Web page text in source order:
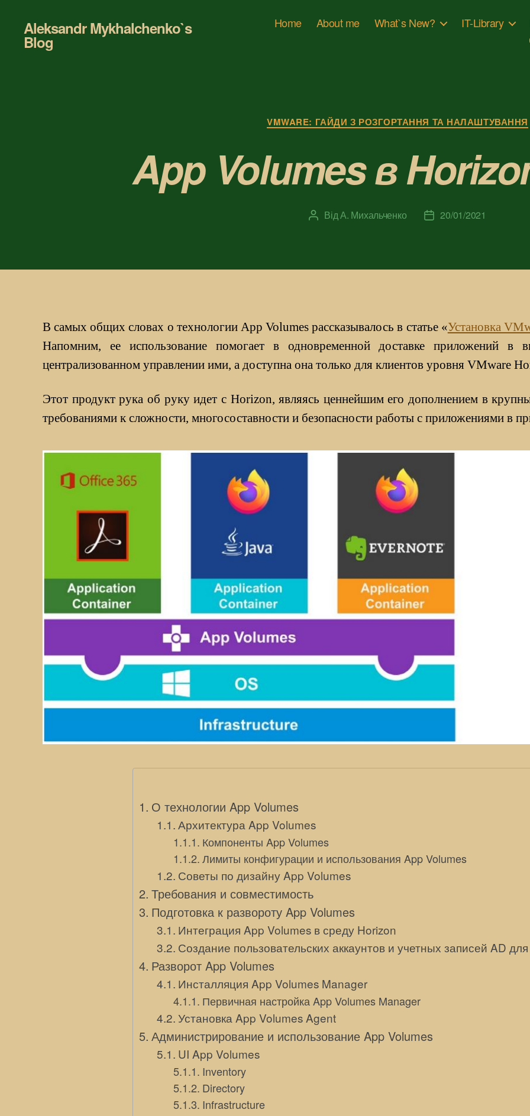
Aleksandr Mykhalchenko`s
Blog
Home About me What`s New? IT-Library
Категорії
VMWARE: ГАЙДИ З РОЗГОРТАННЯ ТА НАЛАШТУВАННЯ
App Volumes в
Автор
ВідА. Михальченко
Дата20/01/2021
В самых общих словах о технологии App Volumes рассказывалось в статье «Установка
Напомним, ее использование помогает в одновременной доставке приложений в
централизованном управлении ими, а доступна она только для клиентов уровня VMware
Этот продукт рука об руку идет с Horizon, являясь ценнейшим его дополнением в
требованиями к сложности, многосоставности и безопасности работы с приложениями в
О технологии App Volumes
Архитектура App Volumes
Компоненты App Volumes
Лимиты конфигурации и использования App Volumes
Советы по дизайну App Volumes
Требования и совместимость
Подготовка к развороту App Volumes
Интеграция App Volumes в среду Horizon
Создание пользовательских аккаунтов и учетных записей AD
Разворот App Volumes
Инсталляция App Volumes Manager
Первичная настройка App Volumes Manager
Установка App Volumes Agent
Администрирование и использование App Volumes
UI App Volumes
Inventory
Directory
Infrastructure